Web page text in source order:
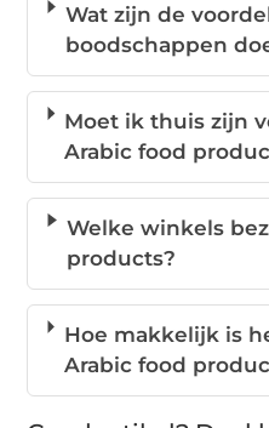
Wat zijn de
boodschappen
Moet ik thuis zijn
Arabic food
Welke winkels
products?
Hoe makkelijk is
Arabic food